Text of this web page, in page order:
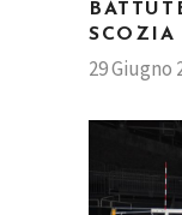
SCOZIA
29 Giugno